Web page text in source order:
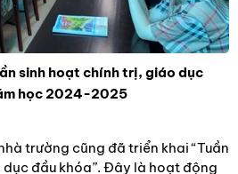
sinh hoạt chính trị, giáo dục
học 2024-2025
trường cũng đã triển khai “Tuần
đầu khóa”. Đây là hoạt động